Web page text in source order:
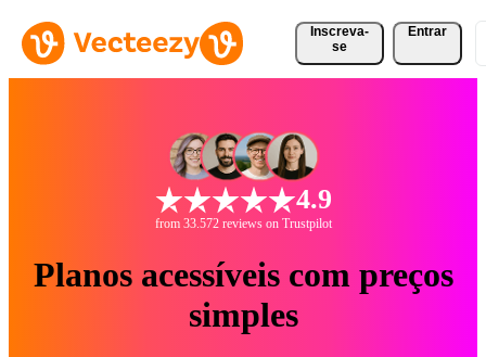
Inscreva-
se
Entrar
4.9
from 33.572 reviews on Trustpilot
Planos acessíveis com preços
simples